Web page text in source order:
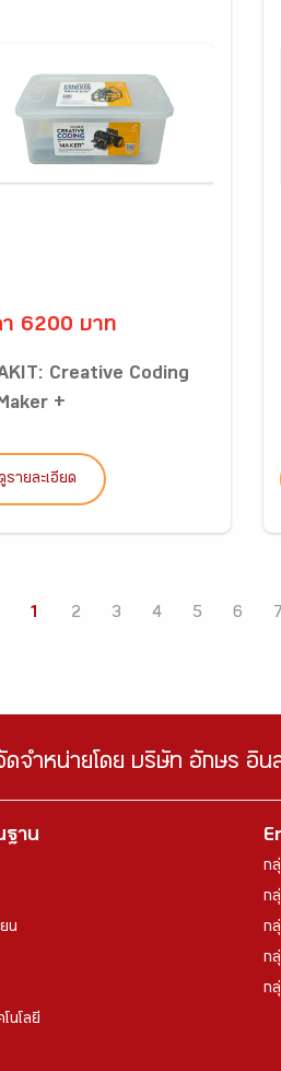
า 6200 บาท
Creative Coding
+
รายละเอียด
1 2 3 4 5 6 7
ดจำหน่ายโดย บริษัท อักษร อิน
ฐาน
น
นโลยี
ก
ก
ก
ก
ก